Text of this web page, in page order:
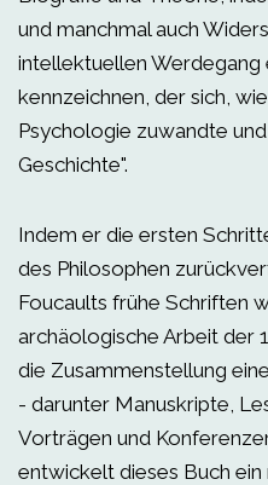
und manchmal auch
intellektuellen Werdegang
kennzeichnen, der sich,
Psychologie zuwandte
Geschichte".
Indem er die ersten
des Philosophen
Foucaults frühe Schriften
archäologische Arbeit der
die Zusammenstellung
- darunter Manuskripte,
Vorträgen und
entwickelt dieses Buch